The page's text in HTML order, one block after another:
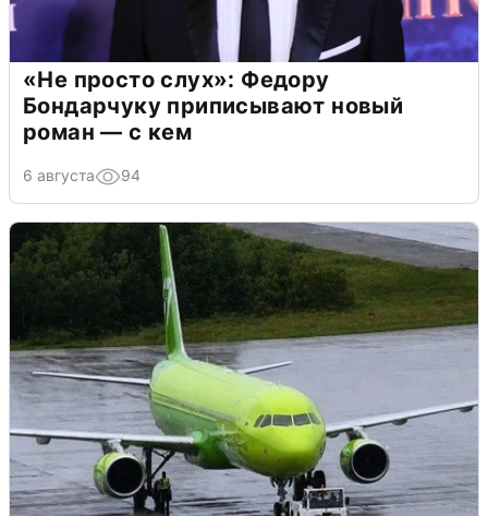
«Не просто слух»: Федору
Бондарчуку приписывают новый
роман — с кем
6 августа 94